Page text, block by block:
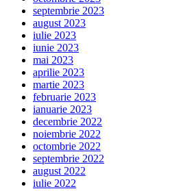
septembrie 2023
august 2023
iulie 2023
iunie 2023
mai 2023
aprilie 2023
martie 2023
februarie 2023
ianuarie 2023
decembrie 2022
noiembrie 2022
octombrie 2022
septembrie 2022
august 2022
iulie 2022